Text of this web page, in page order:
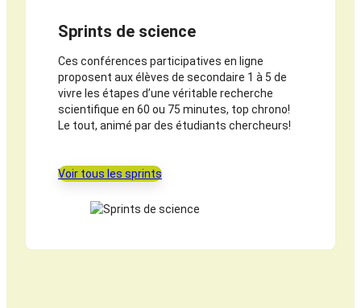
Sprints de science
Ces conférences participatives en ligne
proposent aux élèves de secondaire 1 à 5 de
vivre les étapes d’une véritable recherche
scientifique en 60 ou 75 minutes, top chrono!
Le tout, animé par des étudiants chercheurs!
Voir tous les sprints